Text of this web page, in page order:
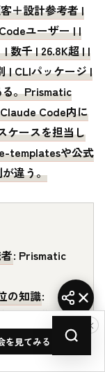
＋設計参考者 |
ユーザー | |
数千 | 26.8K超 | |
| CLIパッケージ |
。Prismatic
Code内に
ケースを担当し
templatesや公式
違う。
: Prismatic
の知識:
ドル導入
い:
×
を見てみる →